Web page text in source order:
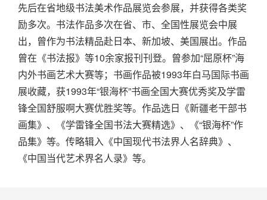
先后在省地级书法美术作品展览会参展，并获得各类奖
励多次。书法作品多次在省、市、全国性展览会中展
出，曾作为书法精品赴日本、新加坡、美国展出。作品
曾在《书法报》等10余家报刊刊登。曾参加“屈原杯”海
内外书画艺术大赛等；书画作品被1993年白马国际书画
展收藏，获1993年“银海杯”书画全国大赛优秀奖及学雷
锋全国舒服啊大赛优胜奖等。作品选日《新疆老干部书
画集》、《学雷锋全国书法大赛精选》、《“银海杯”作
品集》等。传略辑入《中国现代书法界人名辞典》、
《中国当代艺术界名人录》等。